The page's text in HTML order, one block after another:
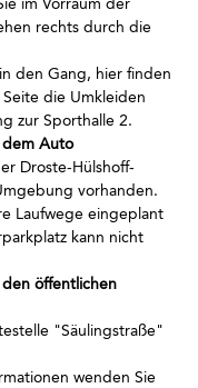
im Vorraum der
rechts durch die
den Gang, hier finden
die Umkleiden
zur Sporthalle 2.
Auto
Droste-Hülshoff-
vorhanden.
Laufwege eingeplant
kann nicht
öffentlichen
"Säulingstraße"
wenden Sie